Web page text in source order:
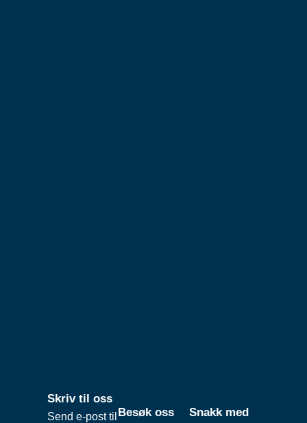
Skriv til oss
Send e-post til Besøk oss
Snakk med